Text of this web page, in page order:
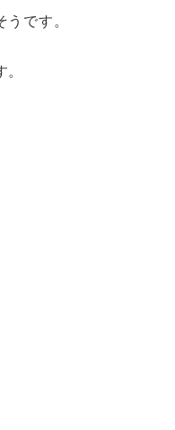
です。